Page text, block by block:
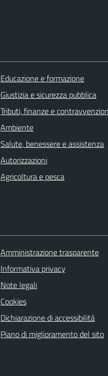
Educazione e formazione
Giustizia e sicurezza pubblica
Tributi, finanze e
Ambiente
Salute, benessere e assistenza
Autorizzazioni
Agricoltura e pesca
Amministrazione trasparente
Informativa privacy
Note legali
Cookies
Dichiarazione di accessibilità
Piano di miglioramento del sito